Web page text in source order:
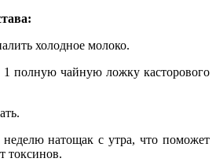
холодное молоко.
полную чайную ложку касторового
натощак с утра, что поможет
токсинов.